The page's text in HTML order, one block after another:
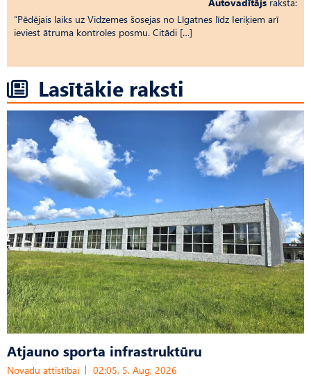
“Pēdējais laiks uz Vid­ze­mes šosejas no Līgatnes līdz Ieriķiem arī
ieviest ātruma kontroles posmu. Citādi […]
Lasītākie raksti
Atjauno sporta infrastruktūru
Novadu attīstībai 02:05, 5. Aug, 2026